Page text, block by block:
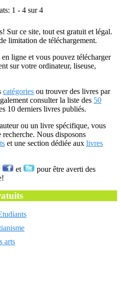
1 - 4 sur 4
Sur ce site, tout est gratuit et légal.
limitation de téléchargement.
ligne et vous pouvez télécharger
sur votre ordinateur, liseuse,
catégories ou trouver des livres par
consulter la liste des 50
10 derniers livres publiés.
ou un livre spécifique, vous
Nous disposons
et une section dédiée aux livres
et
pour être averti des
arts